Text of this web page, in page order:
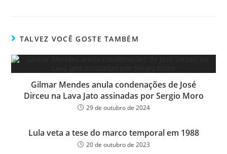
ok er
TALVEZ VOCÊ GOSTE TAMBÉM
Gilmar Mendes anula condenações de José
Dirceu na Lava Jato assinadas por Sergio Moro
29 de outubro de 2024
Lula veta a tese do marco temporal em 1988
20 de outubro de 2023